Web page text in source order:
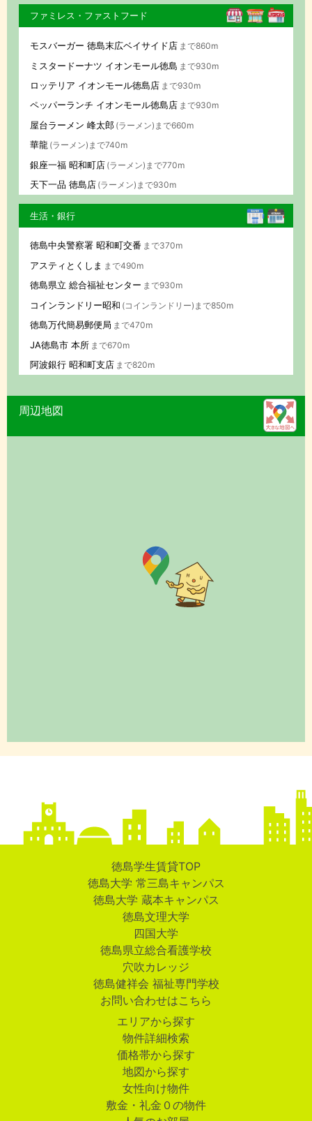
ファミレス・ファストフード
モスバーガー 徳島末広ベイサイド店 まで860m
ミスタードーナツ イオンモール徳島 まで930m
ロッテリア イオンモール徳島店 まで930m
ペッパーランチ イオンモール徳島店 まで930m
屋台ラーメン 峰太郎 (ラーメン)まで660m
華龍 (ラーメン)まで740m
銀座一福 昭和町店 (ラーメン)まで770m
天下一品 徳島店 (ラーメン)まで930m
生活・銀行
徳島中央警察署 昭和町交番 まで370m
アスティとくしま まで490m
徳島県立 総合福祉センター まで930m
コインランドリー昭和 (コインランドリー)まで850m
徳島万代簡易郵便局 まで470m
JA徳島市 本所 まで670m
阿波銀行 昭和町支店 まで820m
周辺地図
徳島学生賃貸TOP
徳島大学 常三島キャンパス
徳島大学 蔵本キャンパス
徳島文理大学
四国大学
徳島県立総合看護学校
穴吹カレッジ
徳島健祥会 福祉専門学校
お問い合わせはこちら
エリアから探す
物件詳細検索
価格帯から探す
地図から探す
女性向け物件
敷金・礼金０の物件